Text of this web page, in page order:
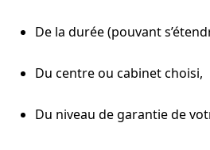
De la durée (pouvant
Du centre ou cabinet choisi,
Du niveau de garantie de